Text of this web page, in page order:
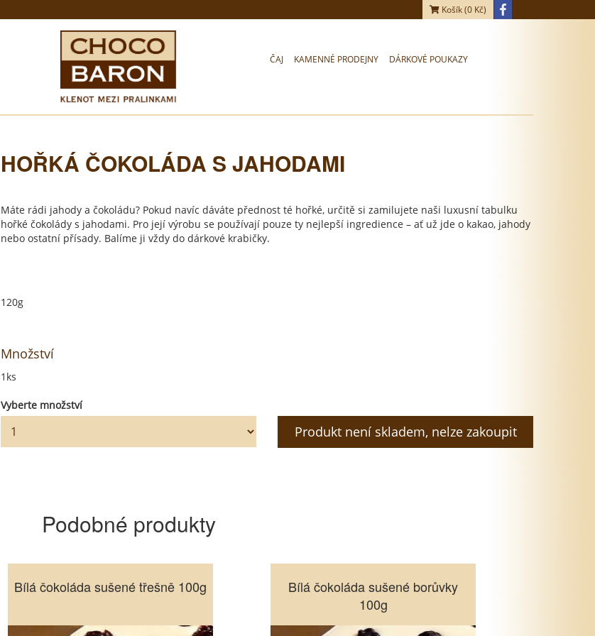
Košík (0 Kč)
ČAJ KAMENNÉ PRODEJNY DÁRKOVÉ POUKAZY
HOŘKÁ ČOKOLÁDA S JAHODAMI
Máte rádi jahody a čokoládu? Pokud navíc dáváte přednost té hořké, určitě si zamilujete naši luxusní tabulku
hořké čokolády s jahodami. Pro její výrobu se používají pouze ty nejlepší ingredience – ať už jde o kakao, jahody
nebo ostatní přísady. Balíme ji vždy do dárkové krabičky.
120g
Množství
1ks
Vyberte množství
Produkt není skladem, nelze zakoupit
Podobné produkty
Bílá čokoláda sušené třešně 100g
Bílá čokoláda sušené třešně 100g
Bílá čokoláda sušené borůvky
100g
Bílá čokoláda sušené borůvky
100g